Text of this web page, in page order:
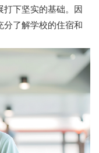
下坚实的基础。因
分了解学校的住宿和